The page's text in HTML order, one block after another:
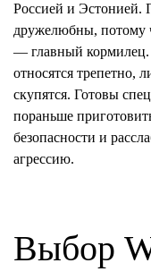
Россией и Эстонией.
дружелюбны, потому
— главный
относятся трепетно,
скупятся. Готовы
пораньше
безопасности и
агрессию.
Выбор